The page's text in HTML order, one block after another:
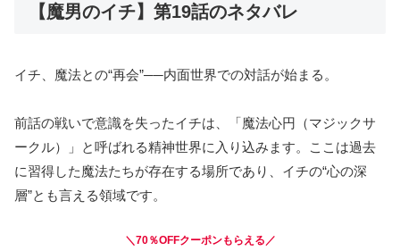
【魔男のイチ】第19話のネタバレ
イチ、魔法との“再会”──内面世界での対話が始まる。
前話の戦いで意識を失ったイチは、「魔法心円（マジックサ
ークル）」と呼ばれる精神世界に入り込みます。ここは過去
に習得した魔法たちが存在する場所であり、イチの“心の深
層”とも言える領域です。
＼70％OFFクーポンもらえる／